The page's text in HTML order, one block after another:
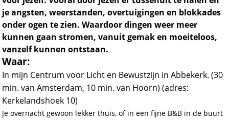
je angsten, weerstanden, overtuigingen en blokkades
onder ogen te zien. Waardoor dingen weer meer
kunnen gaan stromen, vanuit gemak en moeiteloos,
vanzelf kunnen ontstaan.
Waar:
In mijn Centrum voor Licht en Bewustzijn in Abbekerk. (30
min. van Amsterdam, 10 min. van Hoorn) (adres:
Kerkelandshoek 10)
Je overnacht gewoon lekker thuis, of in een fijne B&B in de buurt